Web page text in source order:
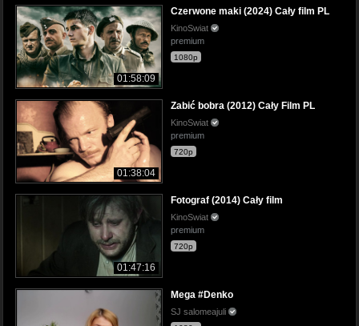
01:58:09
Czerwone maki (2024) Cały film PL
KinoSwiat
premium
1080p
01:38:04
Zabić bobra (2012) Cały Film PL
KinoSwiat
premium
720p
01:47:16
Fotograf (2014) Cały film
KinoSwiat
premium
720p
Mega #Denko
SJ salomeajuli